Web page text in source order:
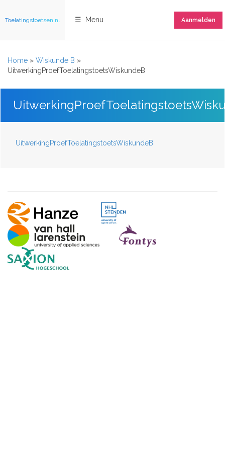
Toelatingstoetsen.nl ☰ Menu Aanmelden
Home » Wiskunde B »
UitwerkingProefToelatingstoetsWiskundeB
UitwerkingProefToelatingstoetsWiskundeB